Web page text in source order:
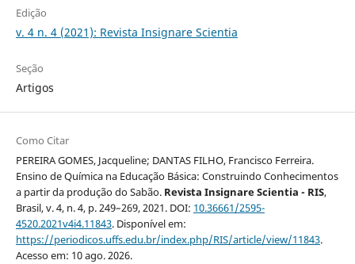
Edição
v. 4 n. 4 (2021): Revista Insignare Scientia
Seção
Artigos
Como Citar
PEREIRA GOMES, Jacqueline; DANTAS FILHO, Francisco Ferreira.
Ensino de Química na Educação Básica: Construindo Conhecimentos
a partir da produção do Sabão. Revista Insignare Scientia - RIS,
Brasil, v. 4, n. 4, p. 249–269, 2021. DOI: 10.36661/2595-
4520.2021v4i4.11843. Disponível em:
https://periodicos.uffs.edu.br/index.php/RIS/article/view/11843.
Acesso em: 10 ago. 2026.